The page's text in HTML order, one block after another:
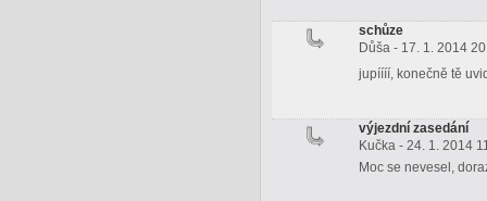
schůze
Důša - 17. 1. 2014
jupíííí, konečně tě
výjezdní zasedání
Kučka - 24. 1. 2014
Moc se nevesel,